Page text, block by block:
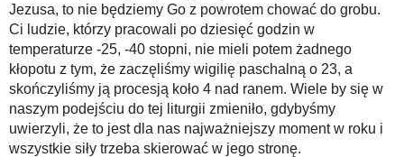
Jezusa, to nie będziemy Go z powrotem chować do grobu.
Ci ludzie, którzy pracowali po dziesięć godzin w
temperaturze -25, -40 stopni, nie mieli potem żadnego
kłopotu z tym, że zaczęliśmy wigilię paschalną o 23, a
skończyliśmy ją procesją koło 4 nad ranem. Wiele by się w
naszym podejściu do tej liturgii zmieniło, gdybyśmy
uwierzyli, że to jest dla nas najważniejszy moment w roku i
wszystkie siły trzeba skierować w jego stronę.